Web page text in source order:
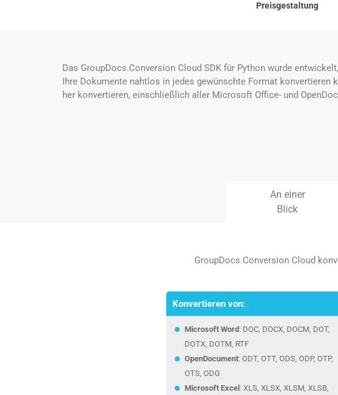
Preisgestaltung
Das GroupDocs.Conversion Cloud SDK für Python wurde
Ihre Dokumente nahtlos in jedes gewünschte Format konvertieren
her konvertieren, einschließlich aller Microsoft Office- und
An einer
Blick
GroupDocs.Conversion Cloud
Konvertieren von:
Microsoft Word : DOC, DOCX, DOCM, DOT,
DOTX, DOTM, RTF
OpenDocument: ODT, OTT, ODS, ODP, OTP,
OTS, ODG
Microsoft Excel : XLS, XLSX, XLSM, XLSB,